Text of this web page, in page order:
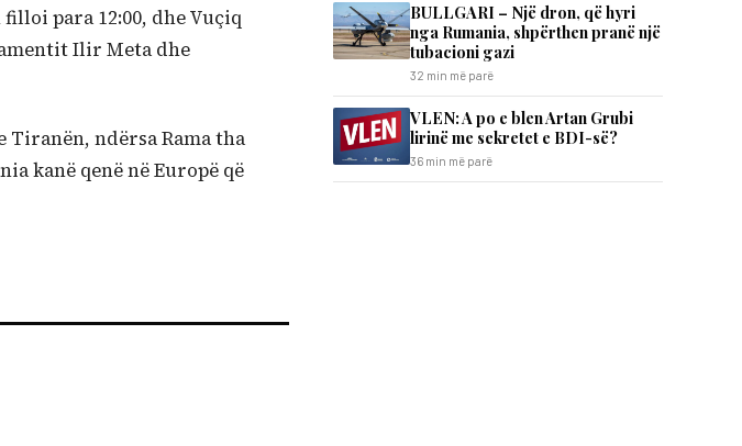
para 12:00, dhe Vuçiq
Ilir Meta dhe
ndërsa Rama tha
kanë qenë në Europë që
BULLGARI – Një dron, që hyri
nga Rumania, shpërthen pranë një
tubacioni gazi
32 min më parë
VLEN: A po e blen Artan Grubi
lirinë me sekretet e BDI-së?
36 min më parë